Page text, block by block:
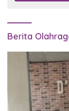
Berita